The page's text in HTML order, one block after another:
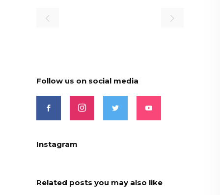
Follow us on social media
Instagram
Related posts you may also like